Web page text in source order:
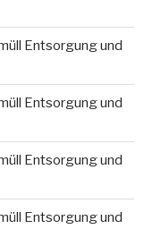
Entsorgung und
Entsorgung und
Entsorgung und
Entsorgung und